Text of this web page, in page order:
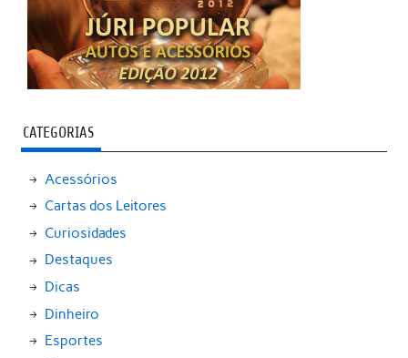
CATEGORIAS
Acessórios
Cartas dos Leitores
Curiosidades
Destaques
Dicas
Dinheiro
Esportes